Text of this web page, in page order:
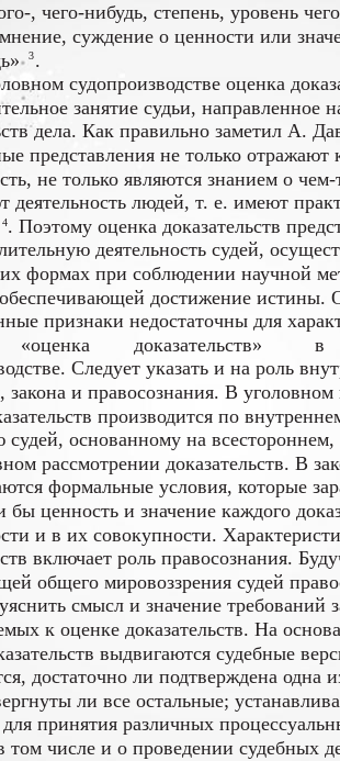
, чего-нибудь, степень, уровень
суждение о ценности или
3.
судопроизводстве оценка
занятие судьи, направленное
дела. Как правильно заметил А.
представления не только отражают
не только являются знанием о
деятельность людей, т. е. имеют
4. Поэтому оценка доказательств
деятельность судей,
формах при соблюдении научной
достижение истины.
признаки недостаточны для
«оценка доказательств»
в
Следует указать и на роль
закона и правосознания. В уголовном
производится по
судей, основанному на
рассмотрении доказательств. В
формальные условия, которые
бы ценность и значение каждого
и в их совокупности.
включает роль правосознания.
общего мировоззрения судей
смысл и значение требований
к оценке доказательств. На
выдвигаются судебные
достаточно ли подтверждена одна
ли все остальные;
принятия различных
том числе и о проведении судебных